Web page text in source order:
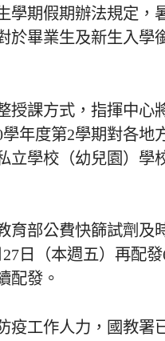
學期假期辦法規定，
於畢業生及新生入學
授課方式，指揮中心
年度第2學期對各地
立學校（幼兒園）學
育部公費快篩試劑及
27日（本週五）再配
配發。
疫工作人力，國教署